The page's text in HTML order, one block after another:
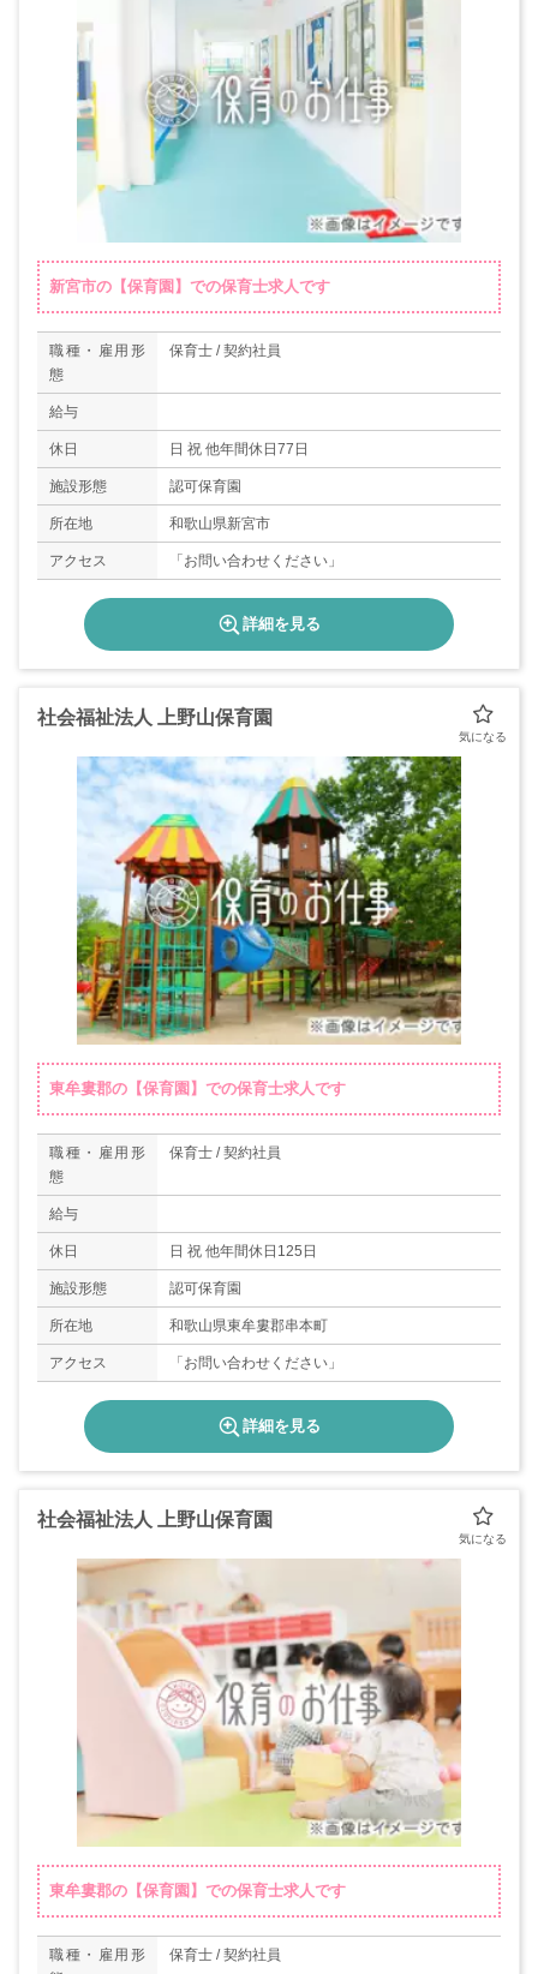
新宮市の【保育園】での保育士求人です
職種・雇用形
態
保育士 / 契約社員
給与
休日 日 祝 他年間休日77日
施設形態 認可保育園
所在地 和歌山県新宮市
アクセス 「お問い合わせください」
詳細を見る
社会福祉法人 上野山保育園
東牟婁郡の【保育園】での保育士求人です
職種・雇用形
態
保育士 / 契約社員
給与
休日 日 祝 他年間休日125日
施設形態 認可保育園
所在地 和歌山県東牟婁郡串本町
アクセス 「お問い合わせください」
詳細を見る
社会福祉法人 上野山保育園
東牟婁郡の【保育園】での保育士求人です
職種・雇用形
保育士 / 契約社員